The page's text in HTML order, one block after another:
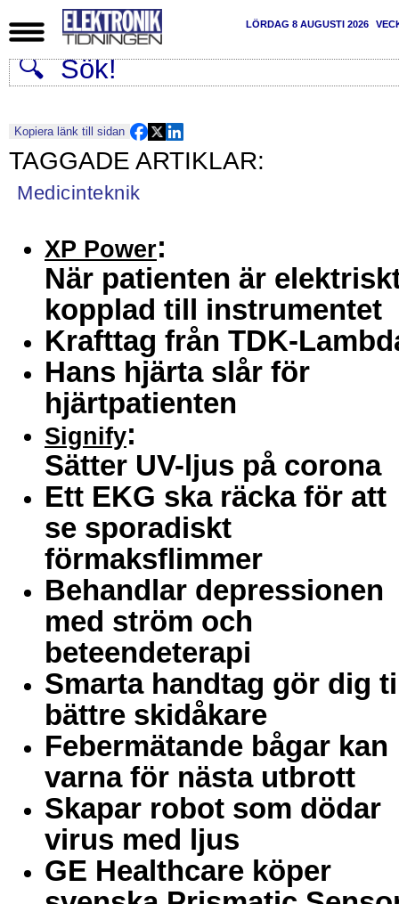
LÖRDAG 8 AUGUSTI 2026
Kopiera länk till sidan
Medicinteknik
XP Power:
När patienten är
kopplad till instrumentet
Krafttag från TDK-
Hans hjärta slår för
hjärtpatienten
Signify:
Sätter UV-ljus på corona
Ett EKG ska räcka för att
se sporadiskt
förmaksflimmer
Behandlar depressionen
med ström och
beteendeterapi
Smarta handtag gör dig
bättre skidåkare
Febermätande bågar kan
varna för nästa utbrott
Skapar robot som dödar
virus med ljus
GE Healthcare köper